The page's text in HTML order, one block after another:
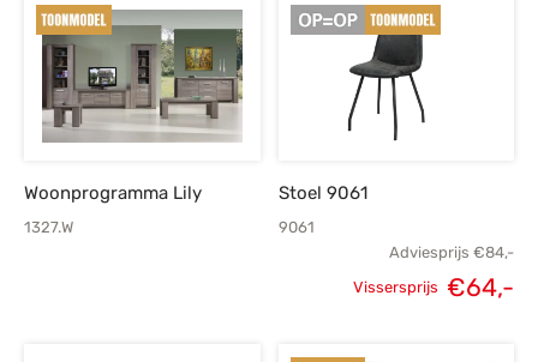
Woonprogramma Lily
1327.W
Stoel 9061
9061
Adviesprijs €84,-
Vissersprijs €64,-